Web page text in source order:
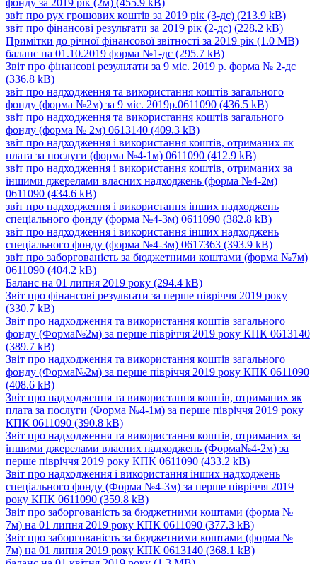
фонду за 2019 рік (2м) (455.9 kB)
звіт про рух грошових коштів за 2019 рік (3-дс) (213.9 kB)
звіт про фінансові результати за 2019 рік (2-дс) (228.2 kB)
Примітки до річної фінансової звітності за 2019 рік (1.0 MB)
баланс на 01.10.2019 форма №1-дс (295.7 kB)
Звіт про фінансові результати за 9 міс. 2019 р. форма № 2-дс
(336.8 kB)
звіт про надходження та використання коштів загального
фонду (форма №2м) за 9 міс. 2019р.0611090 (436.5 kB)
звіт про надходження та використання коштів загального
фонду (форма № 2м) 0613140 (409.3 kB)
звіт про надходження і використання коштів, отриманих як
плата за послуги (форма №4-1м) 0611090 (412.9 kB)
звіт про надходження і використання коштів, отриманих за
іншими джерелами власних надходжень (форма №4-2м)
0611090 (434.6 kB)
звіт про надходження і використання інших надходжень
спеціального фонду (форма №4-3м) 0611090 (382.8 kB)
звіт про надходження і використання інших надходжень
спеціального фонду (форма №4-3м) 0617363 (393.9 kB)
звіт про заборгованість за бюджетними коштами (форма №7м)
0611090 (404.2 kB)
Баланс на 01 липня 2019 року (294.4 kB)
Звіт про фінансові результати за перше півріччя 2019 року
(330.7 kB)
Звіт про надходження та використання коштів загального
фонду (Форма№2м) за перше півріччя 2019 року КПК 0613140
(389.7 kB)
Звіт про надходження та використання коштів загального
фонду (Форма№2м) за перше півріччя 2019 року КПК 0611090
(408.6 kB)
Звіт про надходження та використання коштів, отриманих як
плата за послуги (Форма №4-1м) за перше півріччя 2019 року
КПК 0611090 (390.8 kB)
Звіт про надходження та використання коштів, отриманих за
іншими джерелами власних надходжень (Форма№4-2м) за
перше півріччя 2019 року КПК 0611090 (433.2 kB)
Звіт про надходження і використання інших надходжень
спеціального фонду (Форма №4-3м) за перше півріччя 2019
року КПК 0611090 (359.8 kB)
Звіт про заборгованість за бюджетними коштами (форма №
7м) на 01 липня 2019 року КПК 0611090 (377.3 kB)
Звіт про заборгованість за бюджетними коштами (форма №
7м) на 01 липня 2019 року КПК 0613140 (368.1 kB)